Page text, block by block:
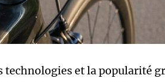
technologies et la popularité